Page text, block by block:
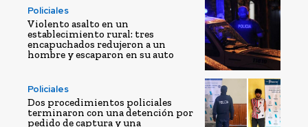
Policiales
Violento asalto en un
establecimiento rural: tres
encapuchados redujeron a un
hombre y escaparon en su auto
Policiales
Dos procedimientos policiales
terminaron con una detención por
pedido de captura y una